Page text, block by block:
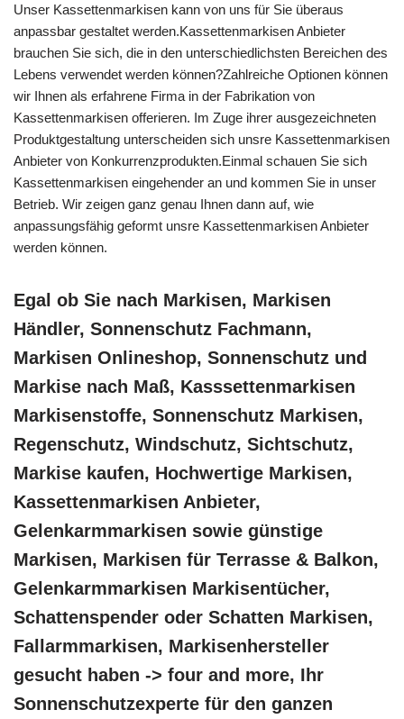
Unser Kassettenmarkisen kann von uns für Sie überaus
anpassbar gestaltet werden.Kassettenmarkisen Anbieter
brauchen Sie sich, die in den unterschiedlichsten Bereichen des
Lebens verwendet werden können?Zahlreiche Optionen können
wir Ihnen als erfahrene Firma in der Fabrikation von
Kassettenmarkisen offerieren. Im Zuge ihrer ausgezeichneten
Produktgestaltung unterscheiden sich unsre Kassettenmarkisen
Anbieter von Konkurrenzprodukten.Einmal schauen Sie sich
Kassettenmarkisen eingehender an und kommen Sie in unser
Betrieb. Wir zeigen ganz genau Ihnen dann auf, wie
anpassungsfähig geformt unsre Kassettenmarkisen Anbieter
werden können.
Egal ob Sie nach Markisen, Markisen
Händler, Sonnenschutz Fachmann,
Markisen Onlineshop, Sonnenschutz und
Markise nach Maß, Kasssettenmarkisen
Markisenstoffe, Sonnenschutz Markisen,
Regenschutz, Windschutz, Sichtschutz,
Markise kaufen, Hochwertige Markisen,
Kassettenmarkisen Anbieter,
Gelenkarmmarkisen sowie günstige
Markisen, Markisen für Terrasse & Balkon,
Gelenkarmmarkisen Markisentücher,
Schattenspender oder Schatten Markisen,
Fallarmmarkisen, Markisenhersteller
gesucht haben -> four and more, Ihr
Sonnenschutzexperte für den ganzen